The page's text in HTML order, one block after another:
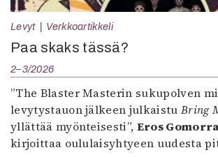
Levyt Verkkoartikkeli
Paa skaks tässä?
2–3/2026
”The Blaster Masterin sukupolven
levytystauon jälkeen julkaistu Bring
yllättää myönteisesti”, Eros
kirjoittaa oululaisyhtyeen uudesta